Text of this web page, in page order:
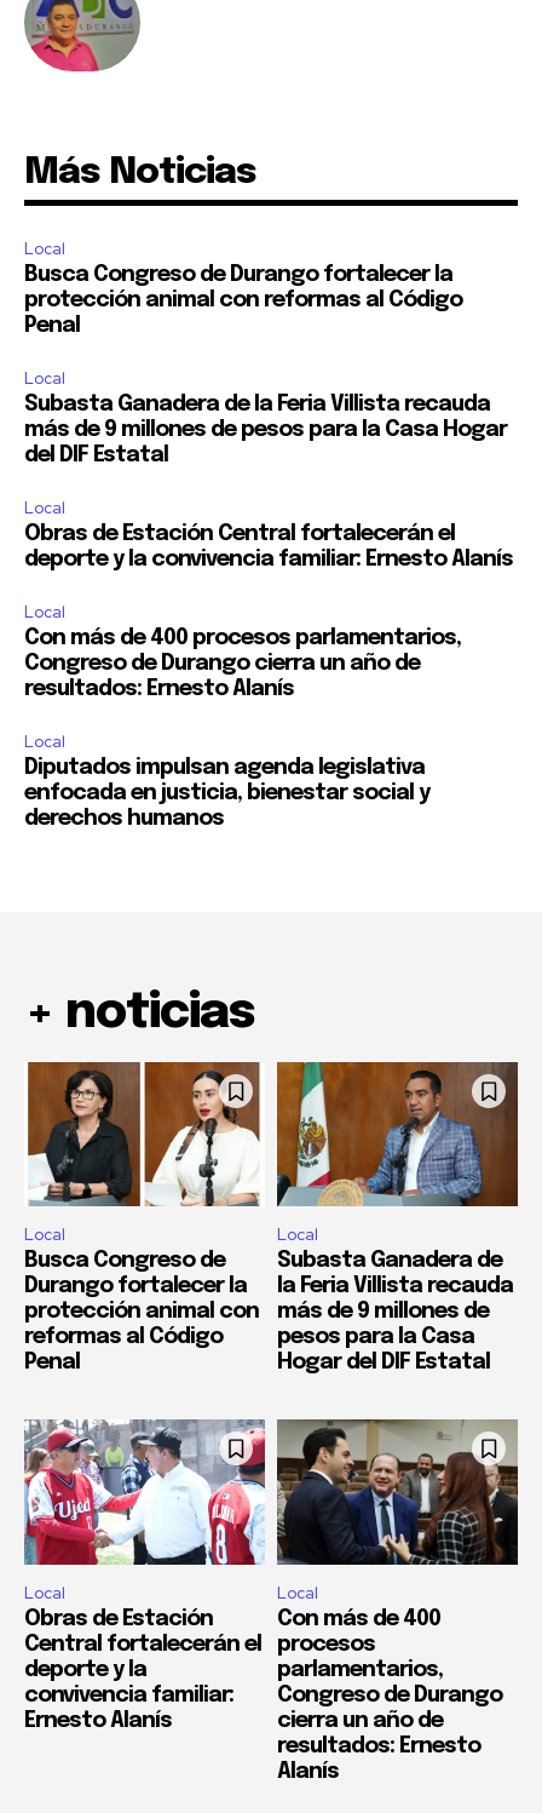
Más Noticias
Local
Busca Congreso de Durango fortalecer la
protección animal con reformas al Código
Penal
Local
Subasta Ganadera de la Feria Villista recauda
más de 9 millones de pesos para la Casa Hogar
del DIF Estatal
Local
Obras de Estación Central fortalecerán el
deporte y la convivencia familiar: Ernesto Alanís
Local
Con más de 400 procesos parlamentarios,
Congreso de Durango cierra un año de
resultados: Ernesto Alanís
Local
Diputados impulsan agenda legislativa
enfocada en justicia, bienestar social y
derechos humanos
+ noticias
Local
Busca Congreso de
Durango fortalecer la
protección animal con
reformas al Código
Penal
Local
Subasta Ganadera de
la Feria Villista recauda
más de 9 millones de
pesos para la Casa
Hogar del DIF Estatal
Local
Obras de Estación
Central fortalecerán el
deporte y la
convivencia familiar:
Ernesto Alanís
Local
Con más de 400
procesos
parlamentarios,
Congreso de Durango
cierra un año de
resultados: Ernesto
Alanís